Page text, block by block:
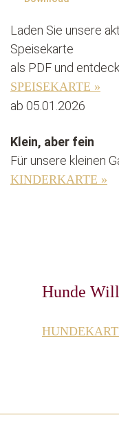
Laden Sie unsere
Speisekarte
als PDF und
SPEISEKARTE »
ab 05.01.2026
Klein, aber fein
Für unsere kleinen
KINDERKARTE »
Hunde